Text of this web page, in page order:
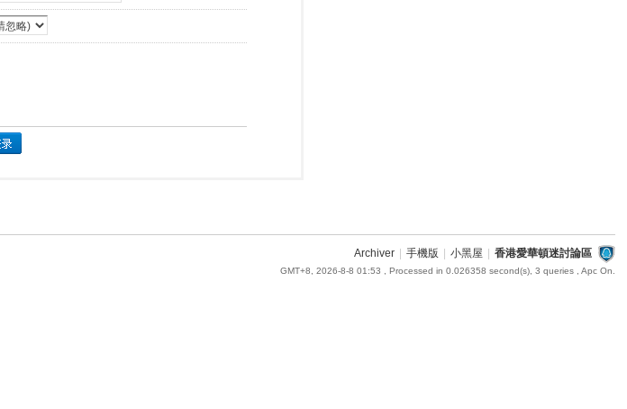
Archiver 手機版 小黑屋 香港愛華頓迷討論區
GMT+8, 2026-8-8 01:53 , Processed in 0.026358 second(s), 3 queries , Apc On.